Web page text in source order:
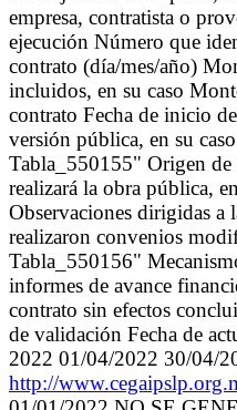
empresa, contratista o
ejecución Número que
contrato (día/mes/año)
incluidos, en su caso
contrato Fecha de inicio
versión pública, en su
Tabla_550155" Origen de
realizará la obra pública,
Observaciones dirigidas a
realizaron convenios
Tabla_550156"
informes de avance
contrato sin efectos
de validación Fecha de
2022 01/04/2022 30/04/
http://